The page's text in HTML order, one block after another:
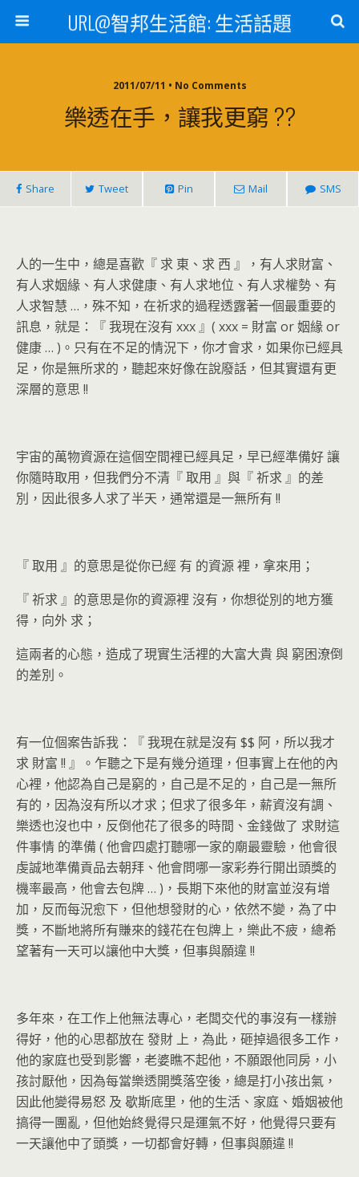
URL@智邦生活館: 生活話題
2011/07/11 • No Comments
樂透在手，讓我更窮 ??
Share Tweet Pin Mail SMS
人的一生中，總是喜歡『 求 東、 求 西 』，有人求財富、
有人求姻緣、有人求健康、有人求地位、有人求權勢、有
人求智慧 … ，殊不知，在祈求的過程透露著一個最重要的
訊息，就是：『我現在沒有 xxx』 ( xxx = 財富 or姻緣or
健康… ) 。 只有在不足的情況下，你才會求，如果你已經具
足，你是無所求的 ，聽起來好像在說廢話，但其實還有更
深層的意思 !!
宇宙的萬物資源在這個空間裡已經具足， 早已經準備好讓
你隨時取用，但我們分不清『取用 』與『祈求』的差
別，因此很多人求了半天，通常還是一無所有 !!
『取用 』的意思是從你已經 有 的資源 裡，拿來用；
『祈求』的意思是你的資源裡 沒有 ，你想從別的地方獲
得，向外 求；
這兩者的心態，造成了現實生活裡的大富大貴與 窮困潦倒
的差別。
有一位個案告訴我：『我現在就是沒有 $$ 阿，所以我才
求 財富 !! 』。乍聽之下是有幾分道理，但事實上在他的內
心裡，他認為自己是窮的，自己是不足的，自己是一無所
有的，因為沒有所以才求；但求了很多年，薪資沒有調、
樂透也沒也中，反倒他花了很多的時間、金錢做了 求財這
件事情 的準備 ( 他會四處打聽哪一家的廟最靈驗，他會很
虔誠地準備貢品去朝拜、他會問哪一家彩券行開出頭獎的
機率最高，他會去包牌… ) ，長期下來他的財富並沒有增
加，反而每況愈下，但他想發財的心，依然不變，為了中
獎，不斷地將所有賺來的錢花在包牌上，樂此不疲，總希
望著有一天可以讓他中大獎，但事與願違 !!
多年來，在工作上他無法專心，老闆交代的事沒有一樣辦
得好，他的心思都放在 發財 上，為此，砸掉過很多工作，
他的家庭也受到影響，老婆瞧不起他，不願跟他同房，小
孩討厭他，因為每當樂透開獎落空後，總是打小孩出氣，
因此他變得易怒 及 歇斯底里，他的生活、家庭、婚姻被他
搞得一團亂，但他始終覺得只是運氣不好，他覺得只要有
一天讓他中了頭獎，一切都會好轉，但事與願違 !!